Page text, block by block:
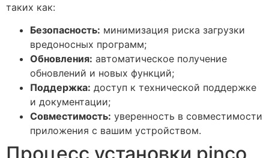
таких как:
Безопасность: минимизация риска загрузки
вредоносных программ;
Обновления: автоматическое получение
обновлений и новых функций;
Поддержка: доступ к технической поддержке
и документации;
Совместимость: уверенность в совместимости
приложения с вашим устройством.